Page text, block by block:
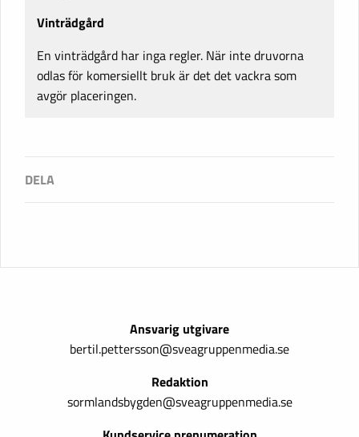
Vinträdgård
En vinträdgård har inga regler. När inte druvorna
odlas för komersiellt bruk är det det vackra som
avgör placeringen.
Ansvarig utgivare
bertil.pettersson@sveagruppenmedia.se
Redaktion
sormlandsbygden@sveagruppenmedia.se